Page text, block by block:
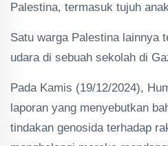
Palestina, termasuk tujuh
Satu warga Palestina lainnya
udara di sebuah sekolah di
Pada Kamis (19/12/2024),
laporan yang menyebutkan
tindakan genosida terhadap